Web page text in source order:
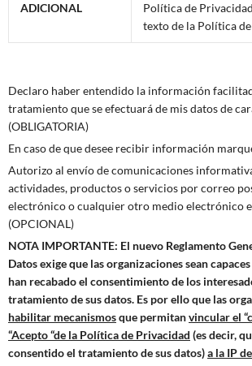
ADICIONAL
Política de
texto de la Política
Declaro haber entendido la información
tratamiento que se efectuará de mis datos de
(OBLIGATORIA)
En caso de que desee recibir información
Autorizo al envío de comunicaciones
actividades, productos o servicios por correo
electrónico o cualquier otro medio electrónico
(OPCIONAL)
NOTA IMPORTANTE: El nuevo Reglamento
Datos exige que las organizaciones sean
han recabado el consentimiento de los
tratamiento de sus datos. Es por ello que las
habilitar mecanismosque permitanvincular el
“Acepto “de la Política de Privacidad (es decir,
consentido el tratamiento de sus datos)a la IP